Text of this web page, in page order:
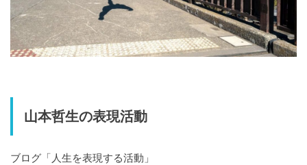
山本哲生の表現活動
ブログ「人生を表現する活動」